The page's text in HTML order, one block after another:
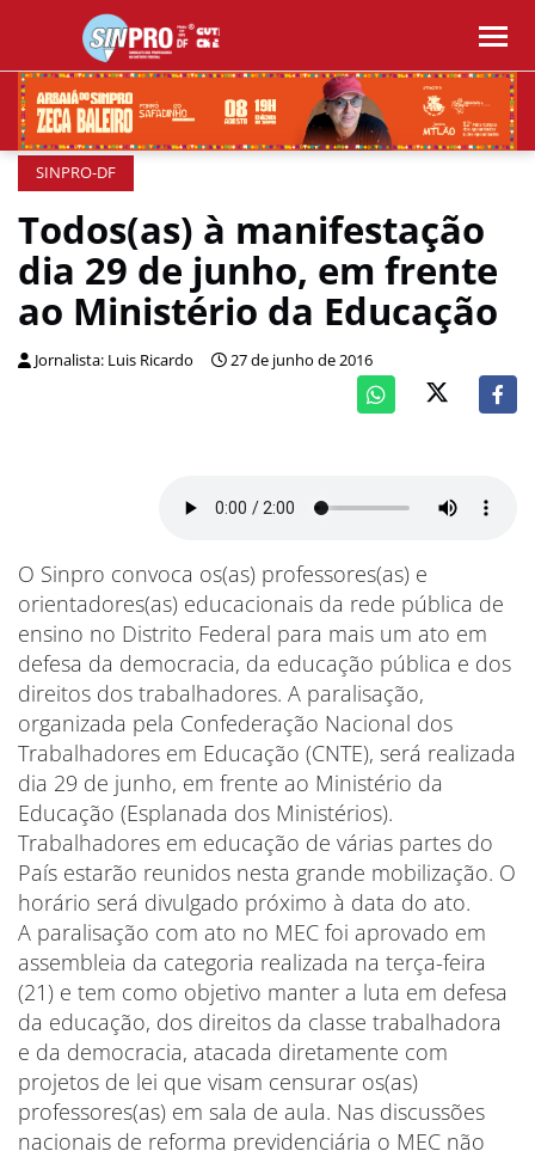
SINPRO-DF
Todos(as) à manifestação
dia 29 de junho, em frente
ao Ministério da Educação
Jornalista: Luis Ricardo 27 de junho de 2016
O Sinpro convoca os(as) professores(as) e
orientadores(as) educacionais da rede pública de
ensino no Distrito Federal para mais um ato em
defesa da democracia, da educação pública e dos
direitos dos trabalhadores. A paralisação,
organizada pela Confederação Nacional dos
Trabalhadores em Educação (CNTE), será realizada
dia 29 de junho, em frente ao Ministério da
Educação (Esplanada dos Ministérios).
Trabalhadores em educação de várias partes do
País estarão reunidos nesta grande mobilização. O
horário será divulgado próximo à data do ato.
A paralisação com ato no MEC foi aprovado em
assembleia da categoria realizada na terça-feira
(21) e tem como objetivo manter a luta em defesa
da educação, dos direitos da classe trabalhadora
e da democracia, atacada diretamente com
projetos de lei que visam censurar os(as)
professores(as) em sala de aula. Nas discussões
nacionais de reforma previdenciária o MEC não